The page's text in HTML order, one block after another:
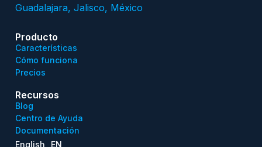
Guadalajara, Jalisco, México
Producto
Características
Cómo funciona
Precios
Recursos
Blog
Centro de Ayuda
Documentación
English
EN